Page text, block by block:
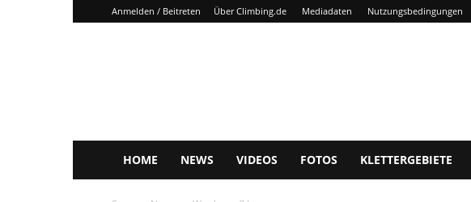
Anmelden / Beitreten Über Climbing.de Mediadaten Nutzungsbedingungen
HOME NEWS VIDEOS FOTOS KLETTERGEBIETE